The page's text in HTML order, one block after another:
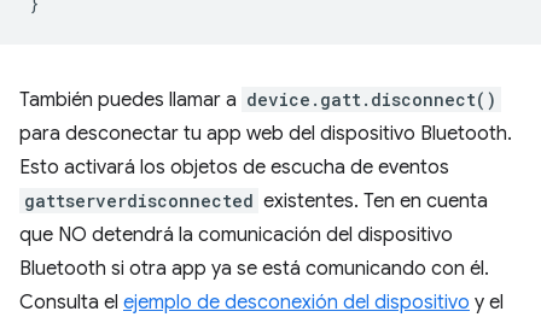
También puedes llamar a device.gatt.disconnect()
para desconectar tu app web del dispositivo Bluetooth.
Esto activará los objetos de escucha de eventos
gattserverdisconnected existentes. Ten en cuenta
que NO detendrá la comunicación del dispositivo
Bluetooth si otra app ya se está comunicando con él.
Consulta el ejemplo de desconexión del dispositivo y el